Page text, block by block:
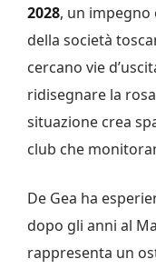
2028, un impegno
della società
cercano vie
ridisegnare la
situazione crea
club che
De Gea ha
dopo gli anni al
rappresenta un